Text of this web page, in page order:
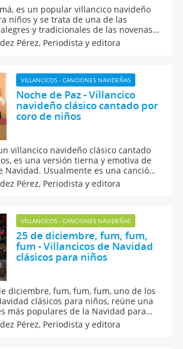
es un popular villancico navideño
niños y se trata de una de las
y tradicionales de las novenas
encontrarás la letra para niños,
para acercar a los niños a la
Pérez, Periodista y editora
VILLANCICOS - CANCIONES NAVIDEÑAS
Noche de Paz - Villancico
navideño clásico cantado por
coro de niños
villancico navideño clásico cantado
es una versión tierna y emotiva de
Navidad. Usualmente es una canción
Nochebuena en familia, en el cole o
además de capturar el verdadero
Pérez, Periodista y editora
VILLANCICOS - CANCIONES NAVIDEÑAS
25 de diciembre, fum, fum,
fum - Villancicos de Navidad
clásicos para niños
diciembre, fum, fum, fum, uno de los
clásicos para niños, reúne una
más populares de la Navidad para
Se trata de un recurso musical
a los niños a los villancicos
Pérez, Periodista y editora